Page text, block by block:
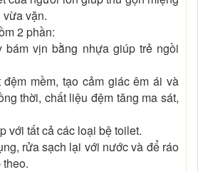
vừa vặn.
2 phần:
vịn bằng nhựa giúp trẻ ngồi
mềm, tạo cảm giác êm ái và
thời, chất liệu đệm tăng ma sát,
với tất cả các loại bệ toilet.
rửa sạch lại với nước và để ráo